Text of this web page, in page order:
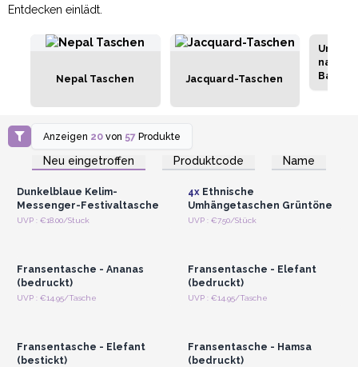
Entdecken einlädt.
Nepal Taschen Jacquard-Taschen
Anzeigen 20 von 57 Produkte
Neu eingetroffen Produktcode Name
Anmelden oder
Registrieren für
Großhandelspreise
Dunkelblaue Kelim-
Messenger-Festivaltasche
UVP : €18.00/Stuck
Registrieren für
Großhandelspreise
4xEthnische
Umhängetaschen Grüntöne
UVP : €7.50/Stück
Anmelden oder
Fransentasche - Ananas
(bedruckt)
UVP : €14.95/Tasche
Anmelden oder
Fransentasche - Elefant
(bedruckt)
UVP : €14.95/Tasche
Anmelden oder
Fransentasche - Elefant
(bestickt)
Anmelden oder
Fransentasche - Hamsa
(bedruckt)